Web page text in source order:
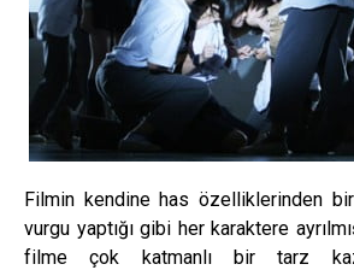
Filmin kendine has özelliklerinden
vurgu yaptığı gibi her karaktere
filme çok katmanlı bir tarz